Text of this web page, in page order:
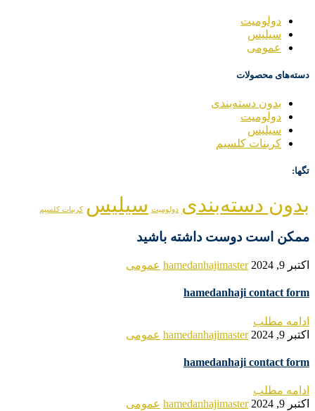
دولومیت
سیلیس
عمومی
دسته‌های محصولات
بدون دسته‌بندی
دولومیت
سیلیس
کربنات کلسیم
تگها:
بدون دسته‌بندی دولومیت سیلیس کربنات کلسیم
ممکن است دوست داشته باشید
اکتبر 9, 2024 hamedanhajimaster عمومی
hamedanhaji contact form
ادامه مطلب
اکتبر 9, 2024
hamedanhajimaster عمومی
hamedanhaji contact form
ادامه مطلب
اکتبر 9, 2024
hamedanhajimaster عمومی